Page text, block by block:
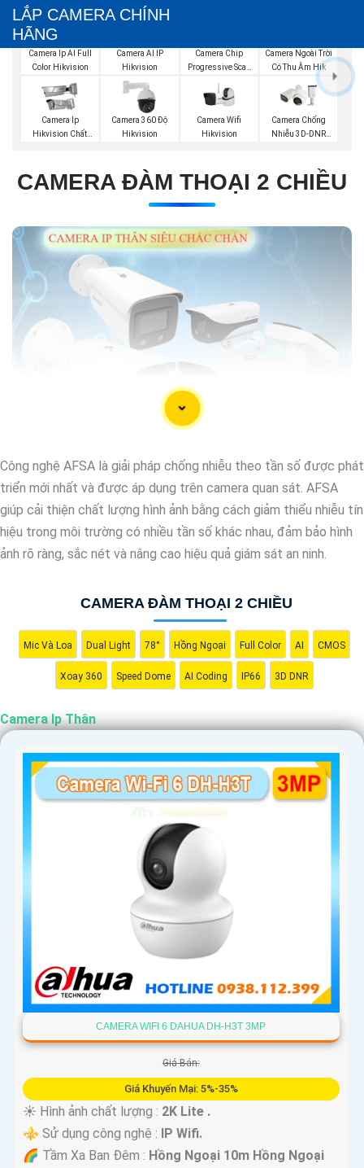
LẮP CAMERA CHÍNH
HÃNG
Camera Ip AI Full
Color Hikvision
Camera AI IP
Hikvision
Camera Chip
Progressive Scan
Camera Ngoài Trời
Có Thu Âm Hik
Camera Ip
Hikvision Chất
Camera 360 Độ
Hikvision
Camera Wifi
Hikvision
Camera Chống
Nhiễu 3D-DNR
CAMERA ĐÀM THOẠI 2 CHIỀU
Công nghệ AFSA là giải pháp chống nhiễu theo tần số được phát
triển mới nhất và được áp dụng trên camera quan sát. AFSA
giúp cải thiện chất lượng hình ảnh bằng cách giảm thiểu nhiễu tín
hiệu trong môi trường có nhiều tần số khác nhau, đảm bảo hình
ảnh rõ ràng, sắc nét và nâng cao hiệu quả giám sát an ninh.
CAMERA ĐÀM THOẠI 2 CHIỀU
Mic Và Loa Dual Light 78° Hồng Ngoại Full Color AI CMOS
Xoay 360 Speed Dome AI Coding IP66 3D DNR
Camera Ip Thân
CAMERA WIFI 6 DAHUA DH-H3T 3MP
Giá Bán:
Giá Khuyến Mại: 5%-35%
☀️ Hình ảnh chất lượng : 2K Lite .
⚜️ Sử dụng công nghệ : IP Wifi.
🌈 Tầm Xa Ban Đêm : Hồng Ngoại 10m Hồng Ngoại